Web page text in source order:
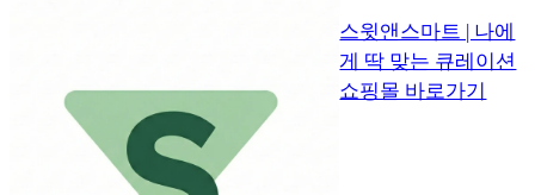
스윗앤스마트 | 나에
게 딱 맞는 큐레이션
쇼핑몰 바로가기